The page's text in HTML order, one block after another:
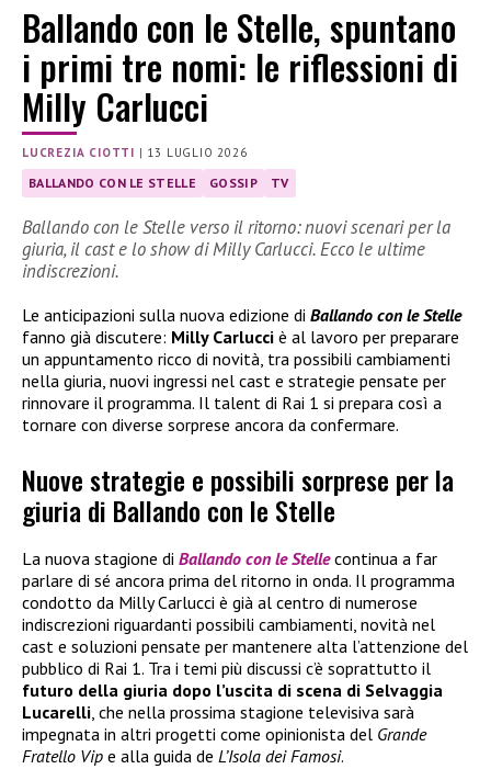
Ballando con le Stelle, spuntano
i primi tre nomi: le riflessioni di
Milly Carlucci
LUCREZIA CIOTTI | 13 LUGLIO 2026
BALLANDO CON LE STELLE GOSSIP TV
Ballando con le Stelle verso il ritorno: nuovi scenari per la
giuria, il cast e lo show di Milly Carlucci. Ecco le ultime
indiscrezioni.
Le anticipazioni sulla nuova edizione di Ballando con le Stelle
fanno già discutere: Milly Carlucci è al lavoro per preparare
un appuntamento ricco di novità, tra possibili cambiamenti
nella giuria, nuovi ingressi nel cast e strategie pensate per
rinnovare il programma. Il talent di Rai 1 si prepara così a
tornare con diverse sorprese ancora da confermare.
Nuove strategie e possibili sorprese per la
giuria di Ballando con le Stelle
La nuova stagione di Ballando con le Stellecontinua a far
parlare di sé ancora prima del ritorno in onda. Il programma
condotto da Milly Carlucci è già al centro di numerose
indiscrezioni riguardanti possibili cambiamenti, novità nel
cast e soluzioni pensate per mantenere alta l’attenzione del
pubblico di Rai 1. Tra i temi più discussi c’è soprattutto il
futuro della giuria dopo l’uscita di scena di Selvaggia
Lucarelli, che nella prossima stagione televisiva sarà
impegnata in altri progetti come opinionista del Grande
Fratello Vip e alla guida de L’Isola dei Famosi.